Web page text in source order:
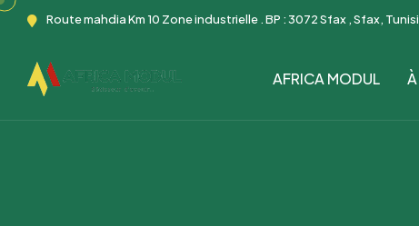
Route mahdia Km 10 Zone industrielle . BP : 3072 Sfax , Sfax,
AFRICA MODUL